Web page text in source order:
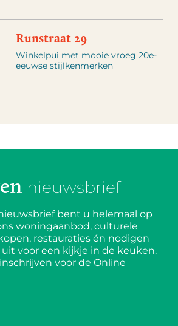
Runstraat 29
Winkelpui met mooie vroeg 20e-
eeuwse stijlkenmerken
nieuwsbrief
bent u helemaal op
woningaanbod, culturele
restauraties én nodigen
voor een kijkje in de keuken.
voor de Online